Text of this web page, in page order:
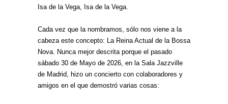
Isa de la Vega, Isa de la Vega.
Cada vez que la nombramos, sólo nos viene a la
cabeza este concepto: La Reina Actual de la Bossa
Nova. Nunca mejor descrita porque el pasado
sábado 30 de Mayo de 2026, en la Sala Jazzville
de Madrid, hizo un concierto con colaboradores y
amigos en el que demostró varias cosas: